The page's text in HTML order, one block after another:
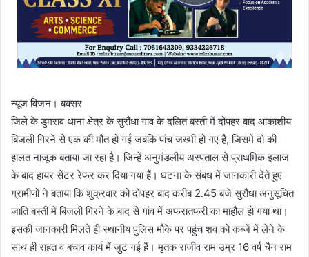
न्यूज विजन। बक्सर
जिले के डुमराव थाना क्षेत्र के सुरौंधा गांव के दलित बस्ती में दोपहर बाद आकाशीय
बिजली गिरने से एक की मौत हो गई जबकि पांच जख्मी हो गए है, जिसमे दो की
हालत नाजूक बताया जा रहा है। जिन्हें अनुमंडलीय अस्पताल से प्राथमिक इलाज
के बाद हायर सेंटर रेफर कर दिया गया हैं। घटना के संबंध में जानकारी देते हुए
ग्रामीणों ने बताया कि शुक्रवार को दोपहर बाद करीब 2.45 बजे सुरौंधा अनुसूचित
जाति बस्ती में बिजली गिरने के बाद से गांव में अफरातफरी का माहौल हो गया था।
इसकी जानकारी मिलते ही स्थानीय पुलिस मौके पर पहुंच शव को कब्जें में लेने के
साथ ही राहत व बचाव कार्य में जुट गई हैं। मृतक राजीव राम उम्र 16 वर्ष चैन राम